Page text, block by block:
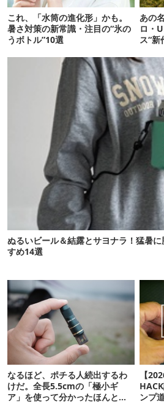
これ、「水筒の進化形」かも。
暑さ対策の新常識・注目の“氷の
うボトル”10選
あの
ロ・
ス“新
ぬるいビール＆結露とサヨナラ！猛暑
すめ14選
なるほど、ポチる人続出するわ
けだ。全長5.5cmの「極小ギ
ア」を使って分かったほんとの
【
ンプ